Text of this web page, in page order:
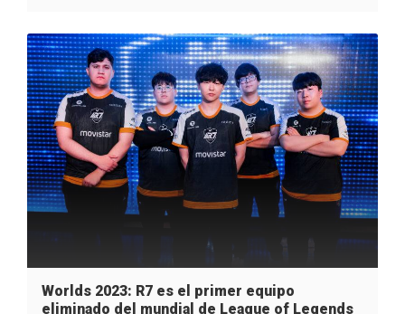
Worlds 2023: R7 es el primer equipo
eliminado del mundial de League of Legends